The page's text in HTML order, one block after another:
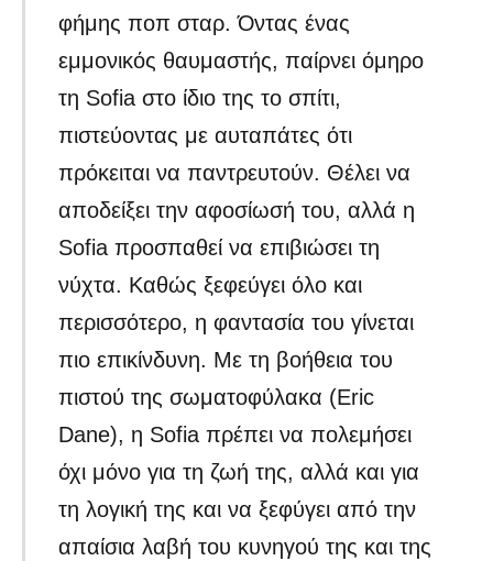
φήμης ποπ σταρ. Όντας ένας
εμμονικός θαυμαστής, παίρνει όμηρο
τη Sofia στο ίδιο της το σπίτι,
πιστεύοντας με αυταπάτες ότι
πρόκειται να παντρευτούν. Θέλει να
αποδείξει την αφοσίωσή του, αλλά η
Sofia προσπαθεί να επιβιώσει τη
νύχτα. Καθώς ξεφεύγει όλο και
περισσότερο, η φαντασία του γίνεται
πιο επικίνδυνη. Με τη βοήθεια του
πιστού της σωματοφύλακα (Eric
Dane), η Sofia πρέπει να πολεμήσει
όχι μόνο για τη ζωή της, αλλά και για
τη λογική της και να ξεφύγει από την
απαίσια λαβή του κυνηγού της και της